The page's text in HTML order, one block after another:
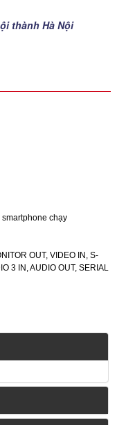
thành Hà Nội
chạy
OUT, VIDEO IN, S-
3 IN, AUDIO OUT, SERIAL